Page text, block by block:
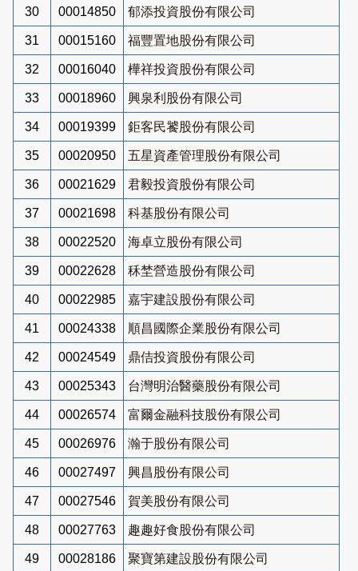
30 00014850 郁添投資股份有限公司
31 00015160 福豐置地股份有限公司
32 00016040 樺祥投資股份有限公司
33 00018960 興泉利股份有限公司
34 00019399 鉅客民饕股份有限公司
35 00020950 五星資產管理股份有限公司
36 00021629 君毅投資股份有限公司
37 00021698 科基股份有限公司
38 00022520 海卓立股份有限公司
39 00022628 秝埜營造股份有限公司
40 00022985 嘉宇建設股份有限公司
41 00024338 順昌國際企業股份有限公司
42 00024549 鼎佶投資股份有限公司
43 00025343 台灣明治醫藥股份有限公司
44 00026574 富爾金融科技股份有限公司
45 00026976 瀚于股份有限公司
46 00027497 興昌股份有限公司
47 00027546 賀美股份有限公司
48 00027763 趣趣好食股份有限公司
49 00028186 聚寶第建設股份有限公司